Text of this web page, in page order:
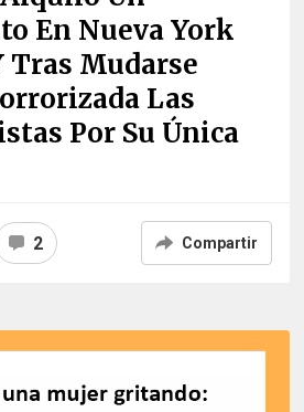
En Nueva York
Tras Mudarse
Las
Por Su Única
2 Compartir